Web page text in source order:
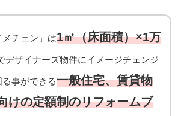
メチェン」は1㎡（床面積）×1万
デザイナーズ物件にイメージチェンジ
る事ができる一般住宅、賃貸物
けの定額制のリフォームブ